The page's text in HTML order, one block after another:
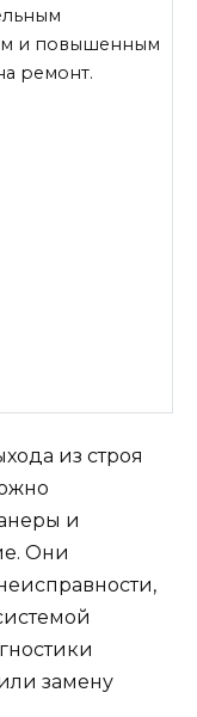
и повышенным
ремонт.
из строя
и
Они
замену